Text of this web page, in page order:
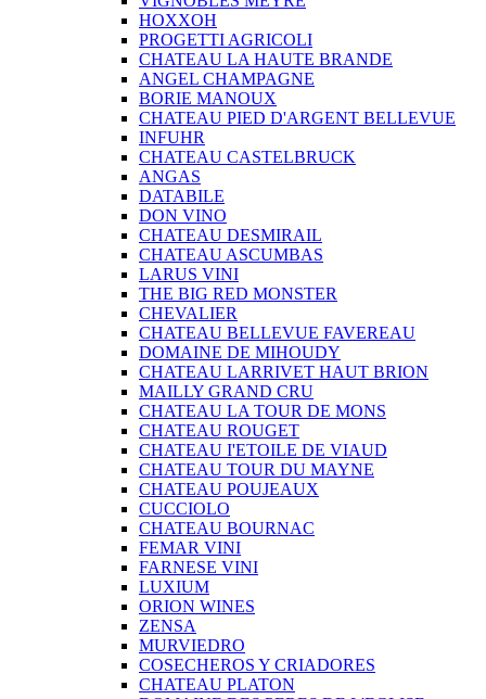
HOXXOH
PROGETTI AGRICOLI
CHATEAU LA HAUTE BRANDE
ANGEL CHAMPAGNE
BORIE MANOUX
CHATEAU PIED D'ARGENT BELLEVUE
INFUHR
CHATEAU CASTELBRUCK
ANGAS
DATABILE
DON VINO
CHATEAU DESMIRAIL
CHATEAU ASCUMBAS
LARUS VINI
THE BIG RED MONSTER
CHEVALIER
CHATEAU BELLEVUE FAVEREAU
DOMAINE DE MIHOUDY
CHATEAU LARRIVET HAUT BRION
MAILLY GRAND CRU
CHATEAU LA TOUR DE MONS
CHATEAU ROUGET
CHATEAU I'ETOILE DE VIAUD
CHATEAU TOUR DU MAYNE
CHATEAU POUJEAUX
CUCCIOLO
CHATEAU BOURNAC
FEMAR VINI
FARNESE VINI
LUXIUM
ORION WINES
ZENSA
MURVIEDRO
COSECHEROS Y CRIADORES
CHATEAU PLATON